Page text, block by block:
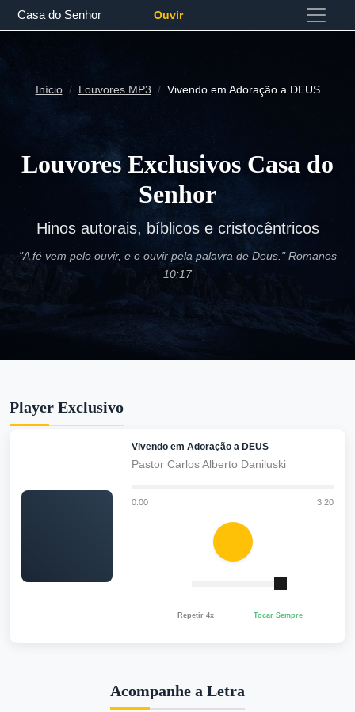
Casa do Senhor Ouvir
Início Louvores MP3 Vivendo em Adoração a DEUS
Louvores Exclusivos Casa do
Senhor
Hinos autorais, bíblicos e cristocêntricos
"A fé vem pelo ouvir, e o ouvir pela palavra de Deus." Romanos
10:17
Player Exclusivo
Vivendo em Adoração a DEUS
Pastor Carlos Alberto Daniluski
0:00 3:20
Repetir 4x Tocar Sempre
Acompanhe a Letra